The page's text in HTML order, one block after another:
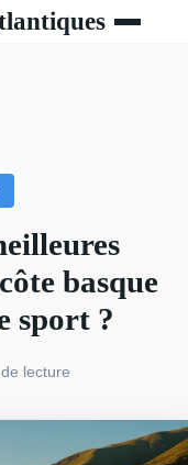
basque
sport ?
lecture